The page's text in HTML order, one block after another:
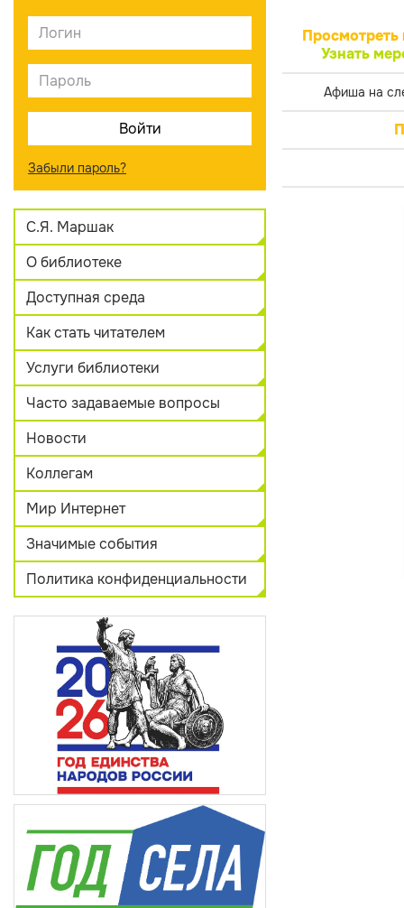
Забыли пароль?
С.Я. Маршак
О библиотеке
Доступная среда
Как стать читателем
Услуги библиотеки
Часто задаваемые вопросы
Новости
Коллегам
Мир Интернет
Значимые события
Политика конфиденциальности
Просмотреть
Узнать
Афиша на